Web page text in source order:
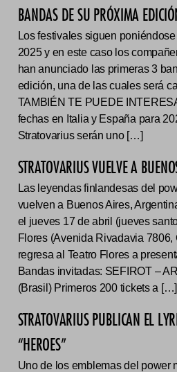
BANDAS DE SU PRÓXIMA
Los festivales siguen
2025 y en este caso los
han anunciado las primeras 3
edición, una de las cuales será
TAMBIÉN TE PUEDE
fechas en Italia y España para
Stratovarius serán uno […]
STRATOVARIUS VUELVE A
Las leyendas finlandesas del
vuelven a Buenos Aires,
el jueves 17 de abril (jueves
Flores (Avenida Rivadavia 7806,
regresa al Teatro Flores a
Bandas invitadas: SEFIROT –
(Brasil) Primeros 200 tickets a […]
STRATOVARIUS PUBLICAN EL
“HEROES”
Uno de los emblemas del power